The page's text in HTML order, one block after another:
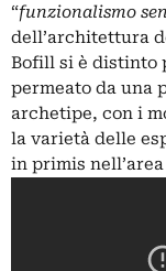
“funzionalismo
dell’architettura
Bofill si è distinto
permeato da una
archetipe, con i
la varietà delle
in primis